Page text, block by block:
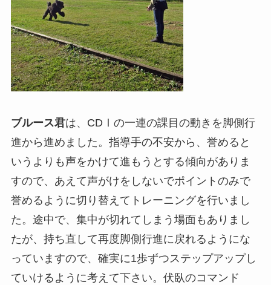
ブルース君は、CDⅠの一連の課目の動きを脚側行
進から進めました。指導手の不安から、誉めると
いうよりも声をかけて進もうとする傾向がありま
すので、あえて声がけをしないでポイントのみで
誉めるように切り替えてトレーニングを行いまし
た。途中で、集中が切れてしまう場面もありまし
たが、持ち直して再度脚側行進に戻れるようにな
っていますので、確実に1歩ずつステップアップし
ていけるように考えて下さい。伏臥のコマンド